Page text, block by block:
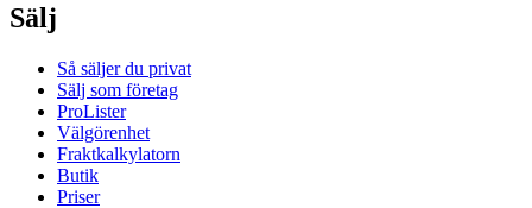
Sälj
Så säljer du privat
Sälj som företag
ProLister
Välgörenhet
Fraktkalkylatorn
Butik
Priser